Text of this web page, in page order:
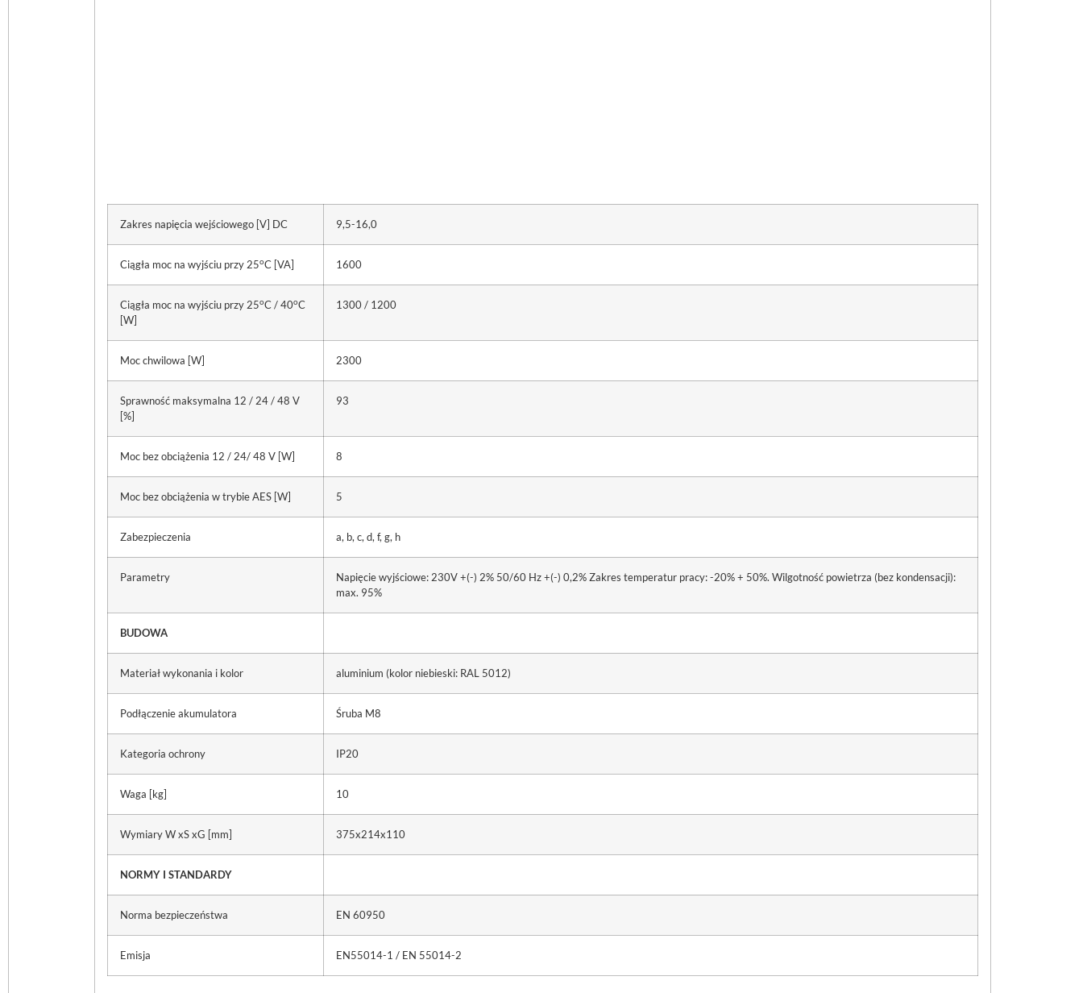
Zakres napięcia wejściowego [V] DC 9,5-16,0
Ciągła moc na wyjściu przy 25oC [VA] 1600
Ciągła moc na wyjściu przy 25oC / 40oC
[W]
1300 / 1200
Moc chwilowa [W] 2300
Sprawność maksymalna 12 / 24 / 48 V
[%]
93
Moc bez obciążenia 12 / 24/ 48 V [W] 8
Moc bez obciążenia w trybie AES [W] 5
Zabezpieczenia a, b, c, d, f, g, h
Parametry
Napięcie wyjściowe: 230V +(-) 2% 50/60 Hz +(-) 0,2% Zakres temperatur pracy: -20% + 50%. Wilgotność powietrza (bez kondensacji):
max. 95%
BUDOWA
Materiał wykonania i kolor aluminium (kolor niebieski: RAL 5012)
Podłączenie akumulatora Śruba M8
Kategoria ochrony IP20
Waga [kg] 10
Wymiary W xS xG [mm] 375x214x110
NORMY I STANDARDY
Norma bezpieczeństwa EN 60950
Emisja EN55014-1 / EN 55014-2